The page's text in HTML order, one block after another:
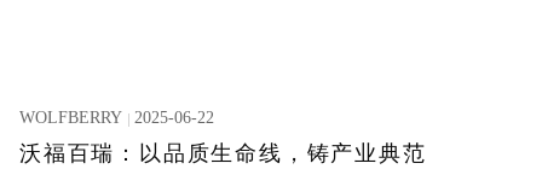
WOLFBERRY 2025-06-22
沃福百瑞：以品质生命线，铸产业典范